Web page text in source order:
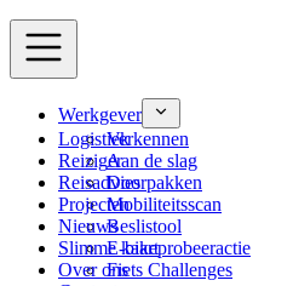
Werkgever
Verkennen
Aan de slag
Doorpakken
Mobiliteitsscan
Beslistool
E-bikeprobeeractie
Fiets Challenges
Logistiek
Reiziger
Reisadvies
Projecten
Nieuws
Slimme kaart
Over ons